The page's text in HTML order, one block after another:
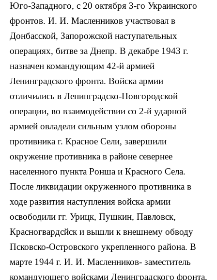
Юго-Западного, с 20 октября 3-го Украинского
фронтов. И. И. Масленников участвовал в
Донбасской, Запорожской наступательных
операциях, битве за Днепр. В декабре 1943 г.
назначен командующим 42-й армией
Ленинградского фронта. Войска армии
отличились в Ленинградско-Новгородской
операции, во взаимодействии со 2-й ударной
армией овладели сильным узлом обороны
противника г. Красное Сели, завершили
окружение противника в районе севернее
населенного пункта Ронша и Красного Села.
После ликвидации окруженного противника в
ходе развития наступления войска армии
освободили гг. Урицк, Пушкин, Павловск,
Красногвардсйск и вышли к внешнему обводу
Псковско-Островского укрепленного района. В
марте 1944 г. И. И. Масленников- заместитель
командующего войсками Ленинградского фронта,